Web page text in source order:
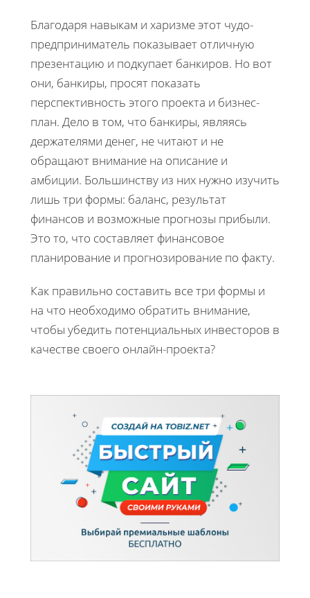
Благодаря навыкам и харизме этот чудо-
предприниматель показывает отличную
презентацию и подкупает банкиров. Но вот
они, банкиры, просят показать
перспективность этого проекта и бизнес-
план. Дело в том, что банкиры, являясь
держателями денег, не читают и не
обращают внимание на описание и
амбиции. Большинству из них нужно изучить
лишь три формы: баланс, результат
финансов и возможные прогнозы прибыли.
Это то, что составляет финансовое
планирование и прогнозирование по факту.
Как правильно составить все три формы и
на что необходимо обратить внимание,
чтобы убедить потенциальных инвесторов в
качестве своего онлайн-проекта?